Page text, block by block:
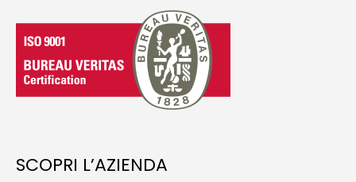
SCOPRI L’AZIENDA